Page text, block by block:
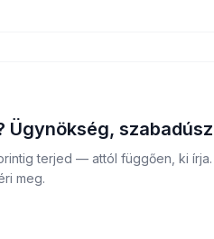
terjed — attól függően, ki
meg.